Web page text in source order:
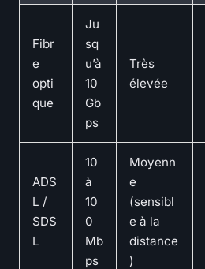
Fibr
e
opti
que
Ju
sq
u’à
10
Gb
ps
Très
élevée
ADS
L /
SDS
L
10
à
10
0
Mb
ps
Moyenn
e
(sensibl
e à la
distance
)